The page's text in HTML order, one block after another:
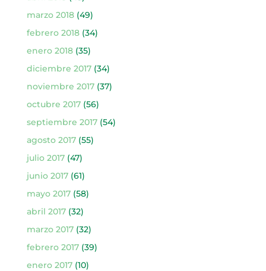
marzo 2018(49)
febrero 2018(34)
enero 2018(35)
diciembre 2017(34)
noviembre 2017(37)
octubre 2017(56)
septiembre 2017(54)
agosto 2017(55)
julio 2017(47)
junio 2017(61)
mayo 2017(58)
abril 2017(32)
marzo 2017(32)
febrero 2017(39)
enero 2017(10)